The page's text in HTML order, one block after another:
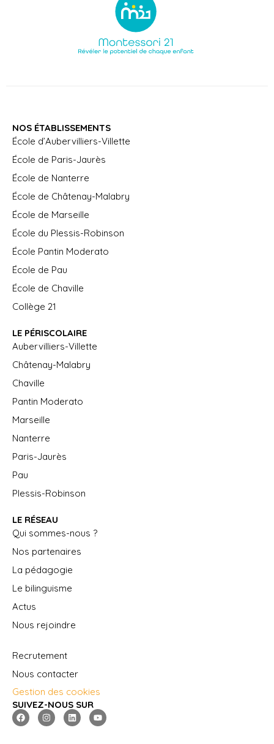
NOS ÉTABLISSEMENTS
École d’Aubervilliers-Villette
École de Paris-Jaurès
École de Nanterre
École de Châtenay-Malabry
École de Marseille
École du Plessis-Robinson
École Pantin Moderato
École de Pau
École de Chaville
Collège 21
LE PÉRISCOLAIRE
Aubervilliers-Villette
Châtenay-Malabry
Chaville
Pantin Moderato
Marseille
Nanterre
Paris-Jaurès
Pau
Plessis-Robinson
LE RÉSEAU
Qui sommes-nous ?
Nos partenaires
La pédagogie
Le bilinguisme
Actus
Nous rejoindre
Recrutement
Nous contacter
Gestion des cookies
SUIVEZ-NOUS SUR